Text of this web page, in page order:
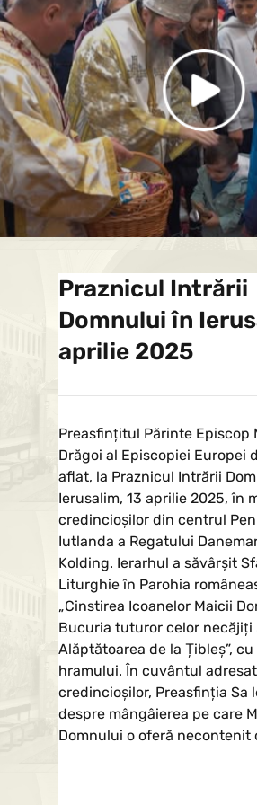
Praznicul Intrării
Domnului în
aprilie 2025
Preasfințitul Părinte Episcop
Drăgoi al Episcopiei Europei
aflat, la Praznicul Intrării
Ierusalim, 13 aprilie 2025, în
credincioșilor din centrul
Iutlanda a Regatului
Kolding. Ierarhul a săvârșit
Liturghie în Parohia
„Cinstirea Icoanelor Maicii
Bucuria tuturor celor necăjiți
Alăptătoarea de la Țibleș”,
hramului. În cuvântul adresat
credincioșilor, Preasfinția Sa
despre mângâierea pe care
Domnului o oferă necontenit